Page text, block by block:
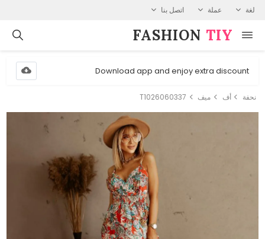
لغة عملة اتصل بنا
FASHION⁠ TIY
Download app and enjoy extra discount
نحفة أف ميف T1026060337